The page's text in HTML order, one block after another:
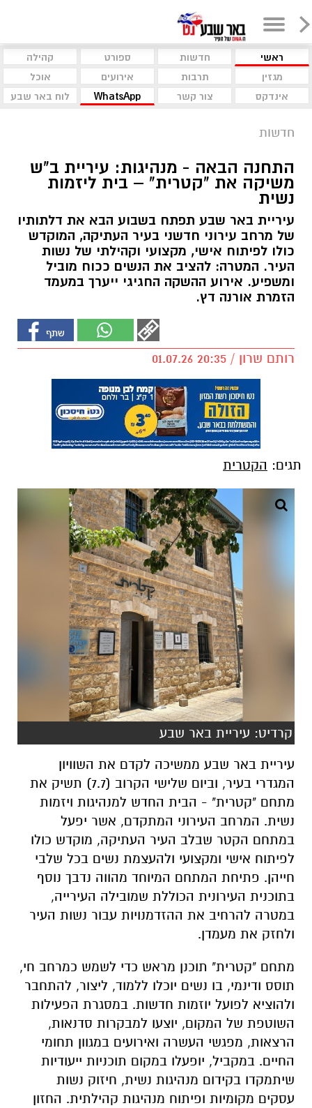
ראשי חדשות ספורט
קהילה
מגזין
תרבות אירועים
אוכל
אינדקס
צור קשר WhatsApp לוח באר שבע
חדשות
התחנה הבאה - מנהיגות: עיריית ב"ש
משיקה את "קטרית" – בית ליזמות
נשית
עיריית באר שבע תפתח בשבוע הבא את דלתותיו
של מרחב עירוני חדשני בעיר העתיקה, המוקדש
כולו לפיתוח אישי, מקצועי וקהילתי של נשות
העיר. המטרה: להציב את הנשים ככוח מוביל
ומשפיע. אירוע ההשקה החגיגי ייערך במעמד
הזמרת אורנה דץ.
רותם שרון / 20:35 01.07.26
תגים: הקטרית
קרדיט: עיריית באר שבע
עיריית באר שבע ממשיכה לקדם את השוויון
המגדרי בעיר, וביום שלישי הקרוב (7.7) תשיק את
מתחם "קטרית" - הבית החדש למנהיגות ויזמות
נשית. המרחב העירוני המתקדם, אשר יפעל
במתחם הקטר שבלב העיר העתיקה, מוקדש כולו
לפיתוח אישי ומקצועי ולהעצמת נשים בכל שלבי
חייהן. פתיחת המתחם המיוחד מהווה נדבך נוסף
בתוכנית העירונית הכוללת שמובילה העירייה,
במטרה להרחיב את ההזדמנויות עבור נשות העיר
ולחזק את מעמדן.
מתחם "קטרית" תוכנן מראש כדי לשמש כמרחב חי,
תוסס ודינמי, בו נשים יוכלו ללמוד, ליצור, להתחבר
ולהוציא לפועל יוזמות חדשות. במסגרת הפעילות
השוטפת של המקום, יוצעו למבקרות סדנאות,
הרצאות, מפגשי העשרה ואירועים במגוון תחומי
החיים. במקביל, יופעלו במקום תוכניות ייעודיות
שיתמקדו בקידום מנהיגות נשית, חיזוק נשות
עסקים מקומיות ופיתוח מנהיגות קהילתית. החזון